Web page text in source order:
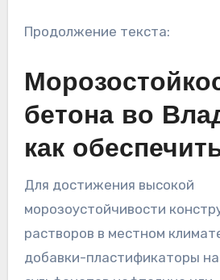
Продолжение текста:
бетона во
как
Для достижения высокой
морозоустойчивости
растворов в местном
добавки-пластификаторы